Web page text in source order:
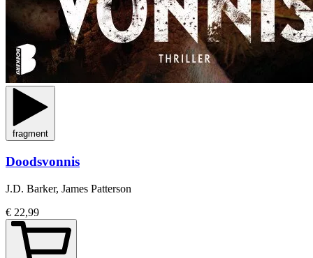
fragment
Doodsvonnis
J.D. Barker, James Patterson
€ 22,99